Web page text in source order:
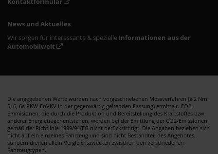
News und Aktuelles
Wir sorgen für interessante & spezielle Informationen aus der
Automobilwelt
Die angegebenen Werte wurden nach vorgeschriebenen Messverfahren (§ 2 Nrn.
5, 6, 6a PKW-EnVKV in der gegenwärtig geltenden Fassung) ermittelt. CO2-
Emmisionen, die durch die Produktion und Bereitstellung des Kraftstoffes bzw.
anderer Energieträger entstehen, werden bei der Emittlung der CO2-Emissionen
gemäß der Richtlinie 1999/94/EG nicht berücksichtigt. Die Angaben beziehen sich
nicht auf ein einzelnes Fahrzeug und sind nicht Bestandteil des Angebotes,
sondern dienen allein Vergleichszwecken zwischen den verschiedenen
Fahrzeugtypen.